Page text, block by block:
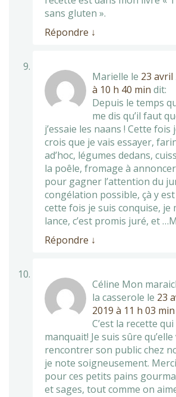
sans gluten ».
Répondre ↓
Marielle le 23 avril
à 10 h 40 min dit:
Depuis le temps
me dis qu’il faut
j’essaie les naans ! Cette fois
crois que je vais essayer,
ad’hoc, légumes dedans,
la poêle, fromage à annoncer
pour gagner l’attention du
congélation possible, çà y est
cette fois je suis conquise, je
lance, c’est promis juré, et
Répondre ↓
Céline Mon
la casserole le 23
2019 à 11 h 03 min
C’est la recette qui
manquait! Je suis sûre qu’elle
rencontrer son public chez
je note soigneusement.
pour ces petits pains
et sages, tout comme on